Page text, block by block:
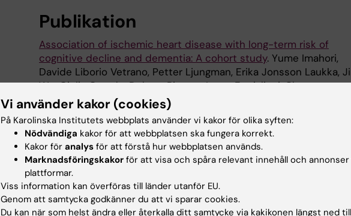
Publikation
Association of ischemic heart disease with long-term risk of
cognitive decline and dementia: A cohort study. Yume Imahori,
Davide Liborio Vetrano, Petter Ljungman, Erika Jonsson Laukka,
Wu, Giulia Grande, Debora Rizzuto, Laura Fratiglioni, Chengxuan
Qiu.Alzheimer's & dementia : the journal of the Alzheimer's
Association
, online 23 maj 2023, doi: 10.1002/alz.13114.
Tags
Åldrande Demens
Vi använder kakor (cookies)
På Karolinska Institutets webbplats använder vi kakor för olika syften:
Nödvändiga kakor för att webbplatsen ska fungera korrekt.
Kakor för analys för att förstå hur webbplatsen används.
Marknadsföringskakor för att visa och spåra relevant innehåll och
plattformar.
Viss information kan överföras till länder utanför EU.
Genom att samtycka godkänner du att vi sparar cookies.
Du kan när som helst ändra eller återkalla ditt samtycke via kakikonen längst ned